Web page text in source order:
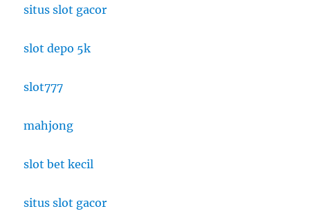
situs slot gacor
slot depo 5k
slot777
mahjong
slot bet kecil
situs slot gacor